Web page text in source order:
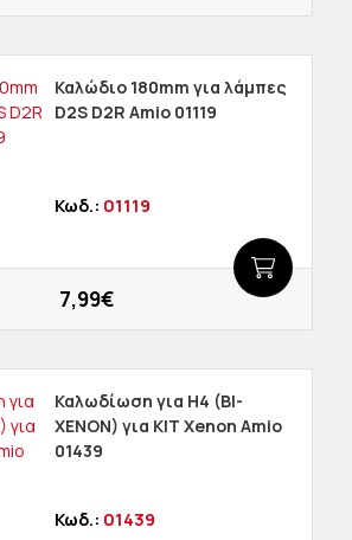
Καλώδιο 180mm για λάμπες
D2S D2R Amio 01119
Κωδ.: 01119
7,99€
Καλωδίωση για H4 (BI-
XENON) για ΚΙΤ Xenon Amio
01439
Κωδ.: 01439